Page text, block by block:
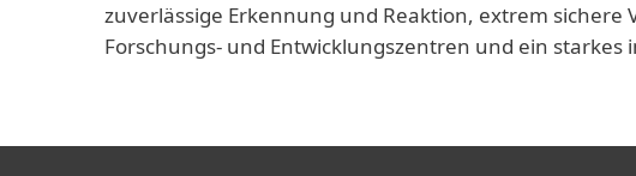
zuverlässige Erkennung und Reaktion, extrem
Forschungs- und Entwicklungszentren und ein